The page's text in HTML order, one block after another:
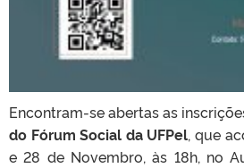
Encontram-se abertas as
do Fórum Social da UFPel, que
e 28 de Novembro, às 18h, no